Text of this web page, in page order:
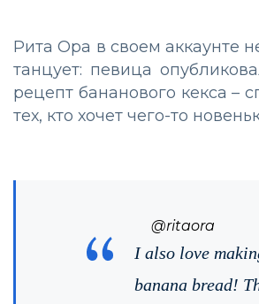
Рита Ора в своем аккаунте
танцует: певица
рецепт бананового кекса –
тех, кто хочет чего-то
@ritaora
I also love
banana bread!